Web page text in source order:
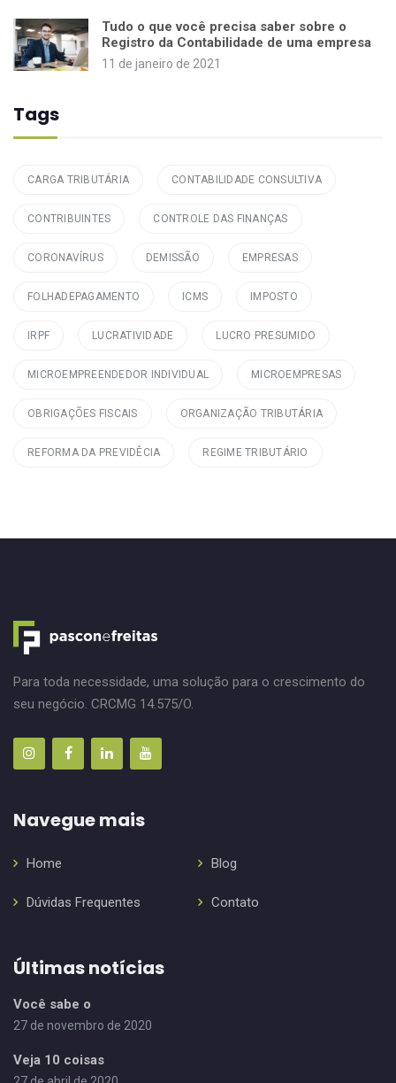
Tudo o que você precisa saber sobre o
Registro da Contabilidade de uma empresa
11 de janeiro de 2021
Tags
CARGA TRIBUTÁRIA CONTABILIDADE CONSULTIVA
CONTRIBUINTES CONTROLE DAS FINANÇAS
CORONAVÍRUS DEMISSÃO EMPRESAS
FOLHADEPAGAMENTO ICMS IMPOSTO
IRPF LUCRATIVIDADE LUCRO PRESUMIDO
MICROEMPREENDEDOR INDIVIDUAL MICROEMPRESAS
OBRIGAÇÕES FISCAIS ORGANIZAÇÃO TRIBUTÁRIA
REFORMA DA PREVIDÊCIA REGIME TRIBUTÁRIO
Para toda necessidade, uma solução para o crescimento do
seu negócio. CRCMG 14.575/O.
Navegue mais
Home Blog
Dúvidas Frequentes Contato
Últimas notícias
Você sabe o
27 de novembro de 2020
Veja 10 coisas